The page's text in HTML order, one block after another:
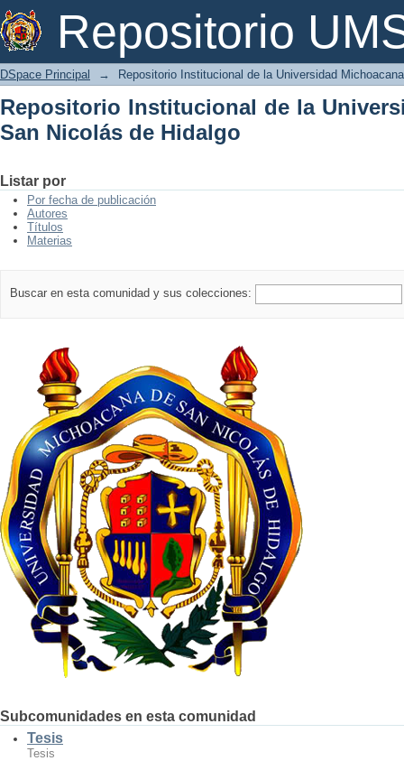
Repositorio
Repositorio Institucional de la
DSpace Principal → Repositorio Institucional de la Universidad
Repositorio Institucional de la
San Nicolás de Hidalgo
Listar por
Por fecha de publicación
Autores
Títulos
Materias
Buscar en esta comunidad y sus colecciones:
Subcomunidades en esta comunidad
Tesis
Tesis